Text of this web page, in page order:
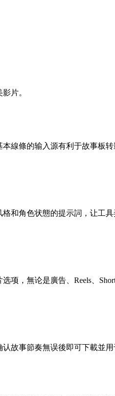
片。
線條的输入源有利于故事板转
和角色状態的提示詞，让工具
项，無论是廣告、Reels、
故事節奏無误後即可下載並用